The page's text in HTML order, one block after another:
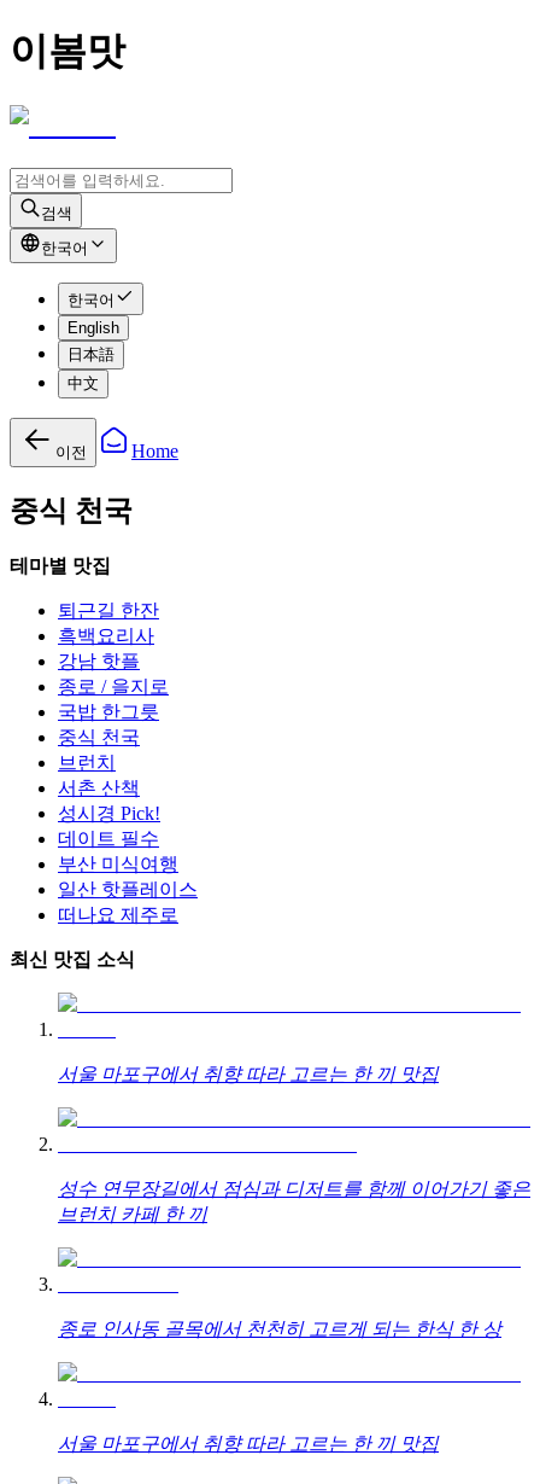
이봄맛
검색
한국어
한국어
English
日本語
中文
이전 Home
중식 천국
테마별 맛집
퇴근길 한잔
흑백요리사
강남 핫플
종로 / 을지로
국밥 한그릇
중식 천국
브런치
서촌 산책
성시경 Pick!
데이트 필수
부산 미식여행
일산 핫플레이스
떠나요 제주로
최신 맛집 소식
서울 마포구에서 취향 따라 고르는 한 끼 맛집
성수 연무장길에서 점심과 디저트를 함께 이어가기 좋은
브런치 카페 한 끼
종로 인사동 골목에서 천천히 고르게 되는 한식 한 상
서울 마포구에서 취향 따라 고르는 한 끼 맛집